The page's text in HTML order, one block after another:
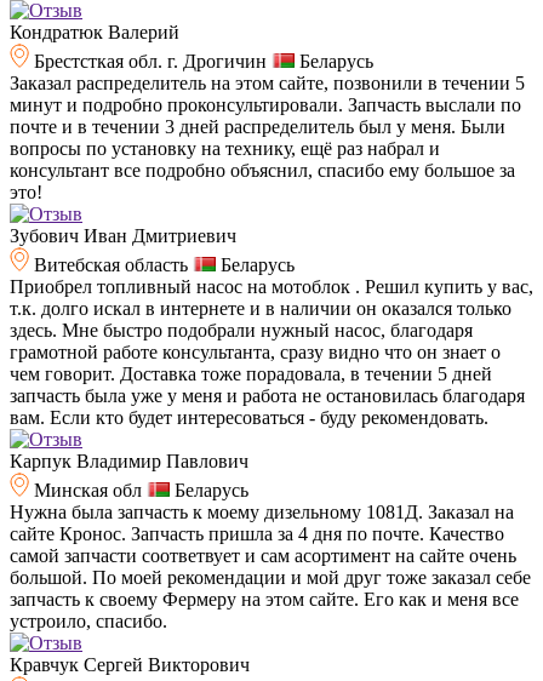
Кондратюк Валерий
Брестсткая обл. г. Дрогичин
Беларусь
Заказал распределитель на этом сайте, позвонили в течении 5
минут и подробно проконсультировали. Запчасть выслали по
почте и в течении 3 дней распределитель был у меня. Были
вопросы по установку на технику, ещё раз набрал и
консультант все подробно объяснил, спасибо ему большое за
это!
Зубович Иван Дмитриевич
Витебская область
Беларусь
Приобрел топливный насос на мотоблок . Решил купить у вас,
т.к. долго искал в интернете и в наличии он оказался только
здесь. Мне быстро подобрали нужный насос, благодаря
грамотной работе консультанта, сразу видно что он знает о
чем говорит. Доставка тоже порадовала, в течении 5 дней
запчасть была уже у меня и работа не остановилась благодаря
вам. Если кто будет интересоваться - буду рекомендовать.
Карпук Владимир Павлович
Минская обл
Беларусь
Нужна была запчасть к моему дизельному 1081Д. Заказал на
сайте Кронос. Запчасть пришла за 4 дня по почте. Качество
самой запчасти соответвует и сам асортимент на сайте очень
большой. По моей рекомендации и мой друг тоже заказал себе
запчасть к своему Фермеру на этом сайте. Его как и меня все
устроило, спасибо.
Кравчук Сергей Викторович